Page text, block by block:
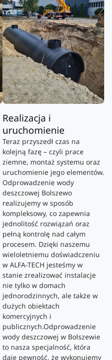
Realizacja i
uruchomienie
Teraz przyszedł czas na
kolejną fazę – czyli prace
ziemne, montaż systemu oraz
uruchomienie jego elementów.
Odprowadzenie wody
deszczowej Bolszewo
realizujemy w sposób
kompleksowy, co zapewnia
jednolitość rozwiązań oraz
pełną kontrolę nad całym
procesem. Dzięki naszemu
wieloletniemu doświadczeniu
w ALFA-TECH jesteśmy w
stanie zrealizować instalacje
nie tylko w domach
jednorodzinnych, ale także w
dużych obiektach
komercyjnych i
publicznych.Odprowadzenie
wody deszczowej w Bolszewie
to nasza specjalność, która
daje pewność, że wykonujemy